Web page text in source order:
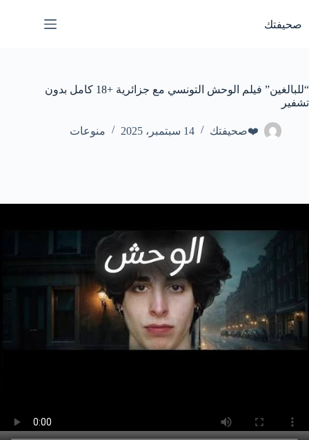
المحتوى
صحيفتك
“للبالغين” فيلم الوحش التونسي مع جزائرية +18 كامل بدون
تشفير
❤️صحيفتك 14 سبتمبر، 2025 منوعات